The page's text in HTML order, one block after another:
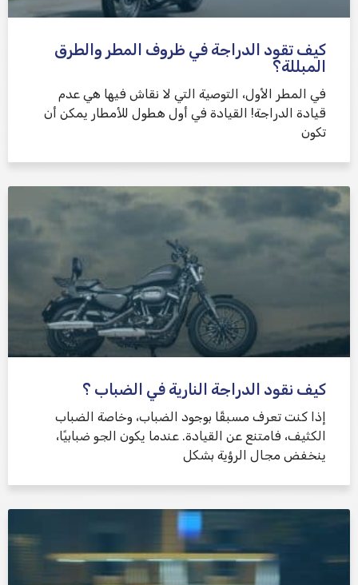
كيف تقود الدراجة في ظروف المطر والطرق
المبللة؟
في المطر الأول، التوصية التي لا نقاش فيها هي عدم
قيادة الدراجة! القيادة في أول هطول للأمطار يمكن أن
تكون
كيف نقود الدراجة النارية في الضباب ؟
إذا كنت تعرف مسبقًا بوجود الضباب، وخاصة الضباب
الكثيف، فامتنع عن القيادة. عندما يكون الجو ضبابيًا،
ينخفض ​​مجال الرؤية بشكل